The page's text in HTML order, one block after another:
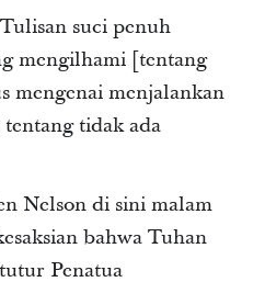
suci penuh
mengilhami [tentang
mengenai menjalankan
tidak ada
Nelson di sini malam
bahwa Tuhan
Penatua